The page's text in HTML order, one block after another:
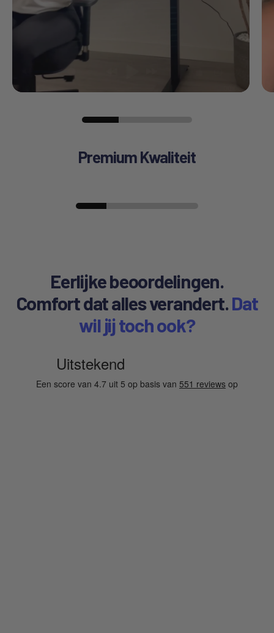
Premium Kwaliteit
Eerlijke beoordelingen.
Comfort dat alles verandert.Dat
wil jij toch ook?